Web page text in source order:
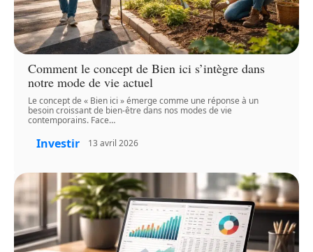
Comment le concept de Bien ici s’intègre dans
notre mode de vie actuel
Le concept de « Bien ici » émerge comme une réponse à un
besoin croissant de bien-être dans nos modes de vie
contemporains. Face…
Investir 13 avril 2026